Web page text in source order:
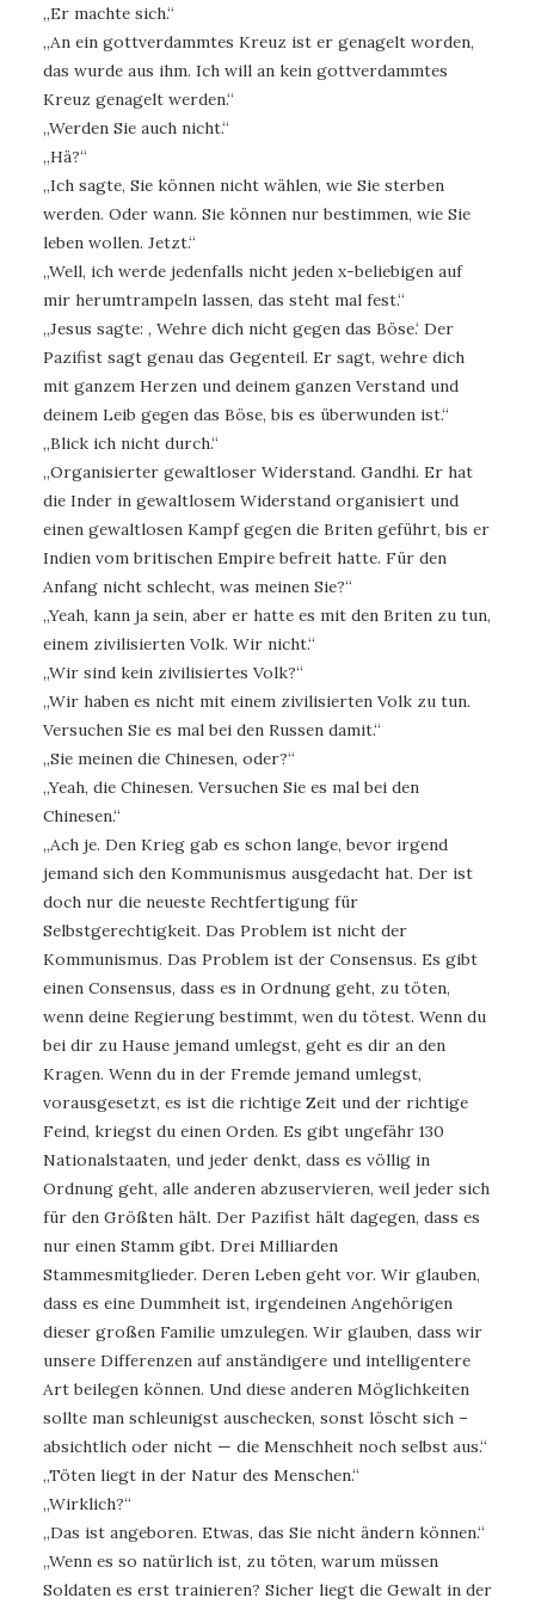
„Er machte sich.“
„An ein gottverdammtes Kreuz ist er genagelt worden,
das wurde aus ihm. Ich will an kein gottverdammtes
Kreuz genagelt werden.“
„Werden Sie auch nicht.“
„Hä?“
„Ich sagte, Sie können nicht wählen, wie Sie sterben
werden. Oder wann. Sie können nur bestimmen, wie Sie
leben wollen. Jetzt.“
„Well, ich werde jedenfalls nicht jeden x-beliebigen auf
mir herumtrampeln lassen, das steht mal fest.“
„Jesus sagte: , Wehre dich nicht gegen das Böse.‘ Der
Pazifist sagt genau das Gegenteil. Er sagt, wehre dich
mit ganzem Herzen und deinem ganzen Verstand und
deinem Leib gegen das Böse, bis es überwunden ist.“
„Blick ich nicht durch.“
„Organisierter gewaltloser Widerstand. Gandhi. Er hat
die Inder in gewaltlosem Widerstand organisiert und
einen gewaltlosen Kampf gegen die Briten geführt, bis er
Indien vom britischen Empire befreit hatte. Für den
Anfang nicht schlecht, was meinen Sie?“
„Yeah, kann ja sein, aber er hatte es mit den Briten zu tun,
einem zivilisierten Volk. Wir nicht.“
„Wir sind kein zivilisiertes Volk?“
„Wir haben es nicht mit einem zivilisierten Volk zu tun.
Versuchen Sie es mal bei den Russen damit.“
„Sie meinen die Chinesen, oder?“
„Yeah, die Chinesen. Versuchen Sie es mal bei den
Chinesen.“
„Ach je. Den Krieg gab es schon lange, bevor irgend
jemand sich den Kommunismus ausgedacht hat. Der ist
doch nur die neueste Rechtfertigung für
Selbstgerechtigkeit. Das Problem ist nicht der
Kommunismus. Das Problem ist der Consensus. Es gibt
einen Consensus, dass es in Ordnung geht, zu töten,
wenn deine Regierung bestimmt, wen du tötest. Wenn du
bei dir zu Hause jemand umlegst, geht es dir an den
Kragen. Wenn du in der Fremde jemand umlegst,
vorausgesetzt, es ist die richtige Zeit und der richtige
Feind, kriegst du einen Orden. Es gibt ungefähr 130
Nationalstaaten, und jeder denkt, dass es völlig in
Ordnung geht, alle anderen abzuservieren, weil jeder sich
für den Größten hält. Der Pazifist hält dagegen, dass es
nur einen Stamm gibt. Drei Milliarden
Stammesmitglieder. Deren Leben geht vor. Wir glauben,
dass es eine Dummheit ist, irgendeinen Angehörigen
dieser großen Familie umzulegen. Wir glauben, dass wir
unsere Differenzen auf anständigere und intelligentere
Art beilegen können. Und diese anderen Möglichkeiten
sollte man schleunigst auschecken, sonst löscht sich –
absichtlich oder nicht — die Menschheit noch selbst aus.“
„Töten liegt in der Natur des Menschen.“
„Wirklich?“
„Das ist angeboren. Etwas, das Sie nicht ändern können.“
„Wenn es so natürlich ist, zu töten, warum müssen
Soldaten es erst trainieren? Sicher liegt die Gewalt in der